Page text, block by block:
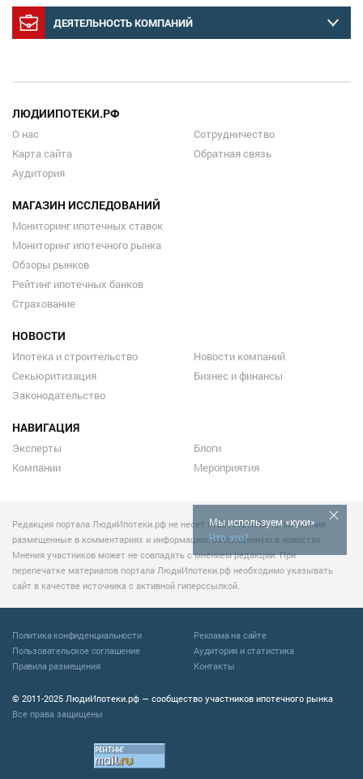
ДЕЯТЕЛЬНОСТЬ КОМПАНИЙ
Мы используем «куки»
Что это?
ЛЮДИИПОТЕКИ.РФ
О нас
Карта сайта
Аудитория
Сотрудничество
Обратная связь
МАГАЗИН ИССЛЕДОВАНИЙ
Мониторинг ипотечных ставок
Мониторинг ипотечного рынка
Обзоры рынков
Рейтинг ипотечных банков
Страхование
НОВОСТИ
Ипотека и строительство
Секьюритизация
Законодательство
Новости компаний
Бизнес и финансы
НАВИГАЦИЯ
Эксперты
Компании
Блоги
Мероприятия
Редакция портала ЛюдиИпотеки.рф не несет ответственности за мнения
размещенные в комментариях и информацию, размещенную в новостях.
Мнения участников может не совпадать с мнением редакции. При
перепечатке материалов портала ЛюдиИпотеки.рф необходимо указывать
сайт в качестве источника с активной гиперссылкой.
© 2011-2025 ЛюдиИпотеки.рф — сообщество участников ипотечного рынка
Все права защищены
Политика конфиденциальности
Пользовательское соглашение
Правила размещения
Реклама на сайте
Аудитория и статистика
Контакты